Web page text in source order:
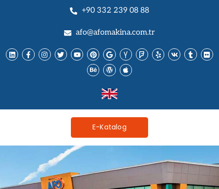
+90 332 239 08 88
afo@afomakina.com.tr
E-Katalog